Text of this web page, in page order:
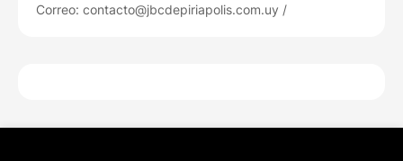
Correo: contacto@jbcdepiriapolis.com.uy /